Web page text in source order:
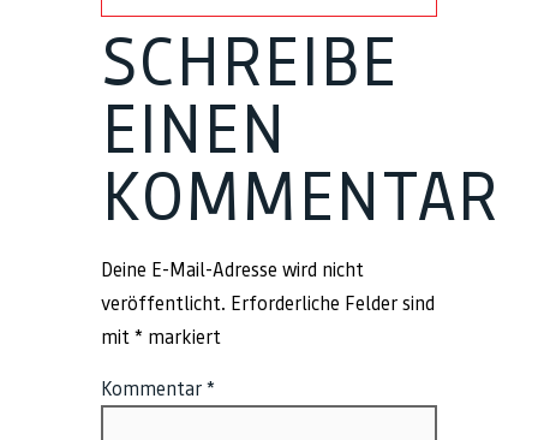
SCHREIBE
EINEN
KOMMENTAR
Deine E-Mail-Adresse wird nicht
veröffentlicht. Erforderliche Felder sind
mit * markiert
Kommentar *